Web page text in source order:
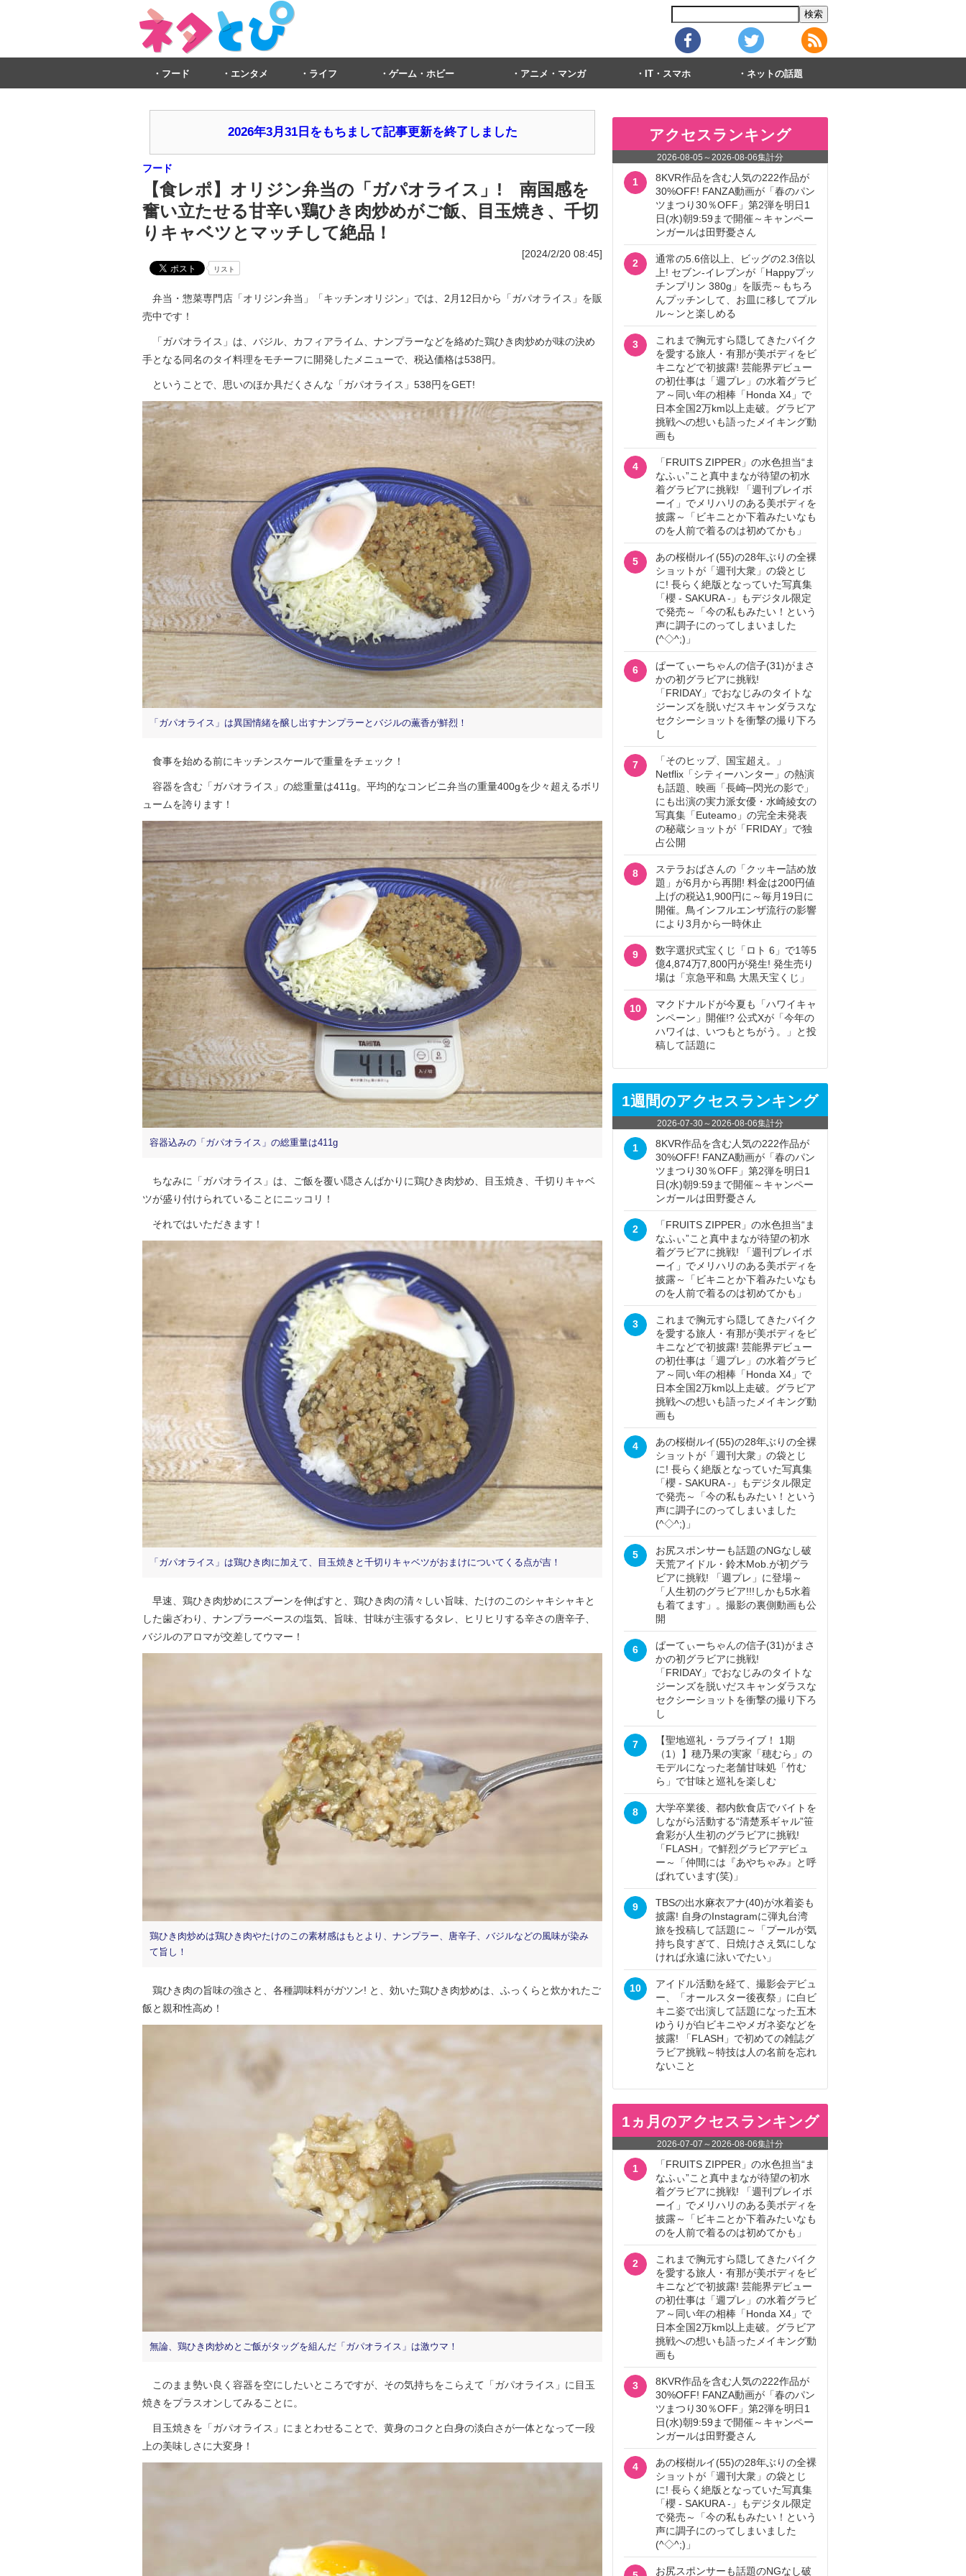
フード エンタメ ライフ ゲーム・ホビー アニメ・マンガ IT・スマホ ネットの話題
2026年3月31日をもちまして記事更新を終了しました
フード
【食レポ】オリジン弁当の「ガパオライス」! 南国感を
奮い立たせる甘辛い鶏ひき肉炒めがご飯、目玉焼き、千切
りキャベツとマッチして絶品！
[2024/2/20 08:45]
リスト
弁当・惣菜専門店「オリジン弁当」「キッチンオリジン」では、2月12日から「ガパオライス」を販
売中です！
「ガパオライス」は、バジル、カフィアライム、ナンプラーなどを絡めた鶏ひき肉炒めが味の決め
手となる同名のタイ料理をモチーフに開発したメニューで、税込価格は538円。
ということで、思いのほか具だくさんな「ガパオライス」538円をGET!
「ガパオライス」は異国情緒を醸し出すナンプラーとバジルの薫香が鮮烈！
食事を始める前にキッチンスケールで重量をチェック！
容器を含む「ガパオライス」の総重量は411g。平均的なコンビニ弁当の重量400gを少々超えるボリ
ュームを誇ります！
容器込みの「ガパオライス」の総重量は411g
ちなみに「ガパオライス」は、ご飯を覆い隠さんばかりに鶏ひき肉炒め、目玉焼き、千切りキャベ
ツが盛り付けられていることにニッコリ！
それではいただきます！
「ガパオライス」は鶏ひき肉に加えて、目玉焼きと千切りキャベツがおまけについてくる点が吉！
早速、鶏ひき肉炒めにスプーンを伸ばすと、鶏ひき肉の清々しい旨味、たけのこのシャキシャキと
した歯ざわり、ナンプラーベースの塩気、旨味、甘味が主張するタレ、ヒリヒリする辛さの唐辛子、
バジルのアロマが交差してウマー！
鶏ひき肉炒めは鶏ひき肉やたけのこの素材感はもとより、ナンプラー、唐辛子、バジルなどの風味が染み
て旨し！
鶏ひき肉の旨味の強さと、各種調味料がガツン! と、効いた鶏ひき肉炒めは、ふっくらと炊かれたご
飯と親和性高め！
無論、鶏ひき肉炒めとご飯がタッグを組んだ「ガパオライス」は激ウマ！
このまま勢い良く容器を空にしたいところですが、その気持ちをこらえて「ガパオライス」に目玉
焼きをプラスオンしてみることに。
目玉焼きを「ガパオライス」にまとわせることで、黄身のコクと白身の淡白さが一体となって一段
上の美味しさに大変身！
アクセスランキング
2026-08-05 ～2026-08-06集計分
1
8KVR作品を含む人気の222作品が
30%OFF! FANZA動画が「春のパン
ツまつり30％OFF」第2弾を明日1
日(水)朝9:59まで開催～キャンペー
ンガールは田野憂さん
2
通常の5.6倍以上、ビッグの2.3倍以
上! セブン‐イレブンが「Happyプッ
チンプリン 380g」を販売～もちろ
んプッチンして、お皿に移してプル
ル～ンと楽しめる
3
これまで胸元すら隠してきたバイク
を愛する旅人・有那が美ボディをビ
キニなどで初披露! 芸能界デビュー
の初仕事は「週プレ」の水着グラビ
ア～同い年の相棒「Honda X4」で
日本全国2万km以上走破。グラビア
挑戦への想いも語ったメイキング動
画も
4
「FRUITS ZIPPER」の水色担当“ま
なふぃ”こと真中まなが待望の初水
着グラビアに挑戦! 「週刊プレイボ
ーイ」でメリハリのある美ボディを
披露～「ビキニとか下着みたいなも
のを人前で着るのは初めてかも」
5
あの桜樹ルイ(55)の28年ぶりの全裸
ショットが「週刊大衆」の袋とじ
に! 長らく絶版となっていた写真集
「櫻 - SAKURA -」もデジタル限定
で発売～「今の私もみたい！という
声に調子にのってしまいました
(^◇^;)」
6
ぱーてぃーちゃんの信子(31)がまさ
かの初グラビアに挑戦!
「FRIDAY」でおなじみのタイトな
ジーンズを脱いだスキャンダラスな
セクシーショットを衝撃の撮り下ろ
し
7
「そのヒップ、国宝超え。」
Netflix「シティーハンター」の熱演
も話題、映画「長崎─閃光の影で」
にも出演の実力派女優・水崎綾女の
写真集「Euteamo」の完全未発表
の秘蔵ショットが「FRIDAY」で独
占公開
8
ステラおばさんの「クッキー詰め放
題」が6月から再開! 料金は200円値
上げの税込1,900円に～毎月19日に
開催。鳥インフルエンザ流行の影響
により3月から一時休止
9
数字選択式宝くじ「ロト 6」で1等5
億4,874万7,800円が発生! 発生売り
場は「京急平和島 大黒天宝くじ」
10
マクドナルドが今夏も「ハワイキャ
ンペーン」開催!? 公式Xが「今年の
ハワイは、いつもとちがう。」と投
稿して話題に
1週間のアクセスランキング
2026-07-30～2026-08-06集計分
1
8KVR作品を含む人気の222作品が
30%OFF! FANZA動画が「春のパン
ツまつり30％OFF」第2弾を明日1
日(水)朝9:59まで開催～キャンペー
ンガールは田野憂さん
2
「FRUITS ZIPPER」の水色担当“ま
なふぃ”こと真中まなが待望の初水
着グラビアに挑戦! 「週刊プレイボ
ーイ」でメリハリのある美ボディを
披露～「ビキニとか下着みたいなも
のを人前で着るのは初めてかも」
3
これまで胸元すら隠してきたバイク
を愛する旅人・有那が美ボディをビ
キニなどで初披露! 芸能界デビュー
の初仕事は「週プレ」の水着グラビ
ア～同い年の相棒「Honda X4」で
日本全国2万km以上走破。グラビア
挑戦への想いも語ったメイキング動
画も
4
あの桜樹ルイ(55)の28年ぶりの全裸
ショットが「週刊大衆」の袋とじ
に! 長らく絶版となっていた写真集
「櫻 - SAKURA -」もデジタル限定
で発売～「今の私もみたい！という
声に調子にのってしまいました
(^◇^;)」
5
お尻スポンサーも話題のNGなし破
天荒アイドル・鈴木Mob.が初グラ
ビアに挑戦! 「週プレ」に登場～
「人生初のグラビア!!!しかも5水着
も着てます」。撮影の裏側動画も公
開
6
ぱーてぃーちゃんの信子(31)がまさ
かの初グラビアに挑戦!
「FRIDAY」でおなじみのタイトな
ジーンズを脱いだスキャンダラスな
セクシーショットを衝撃の撮り下ろ
し
7
【聖地巡礼・ラブライブ！ 1期
（1）】穂乃果の実家「穂むら」の
モデルになった老舗甘味処「竹む
ら」で甘味と巡礼を楽しむ
8
大学卒業後、都内飲食店でバイトを
しながら活動する“清楚系ギャル”笹
倉彩が人生初のグラビアに挑戦!
「FLASH」で鮮烈グラビアデビュ
ー～「仲間には『あやちゃみ』と呼
ばれています(笑)」
9
TBSの出水麻衣アナ(40)が水着姿も
披露! 自身のInstagramに弾丸台湾
旅を投稿して話題に～「プールが気
持ち良すぎて、日焼けさえ気にしな
ければ永遠に泳いでたい」
10
アイドル活動を経て、撮影会デビュ
ー、「オールスター後夜祭」に白ビ
キニ姿で出演して話題になった五木
ゆうりが白ビキニやメガネ姿などを
披露! 「FLASH」で初めての雑誌グ
ラビア挑戦～特技は人の名前を忘れ
ないこと
1ヵ月のアクセスランキング
2026-07-07 ～2026-08-06集計分
1
「FRUITS ZIPPER」の水色担当“ま
なふぃ”こと真中まなが待望の初水
着グラビアに挑戦! 「週刊プレイボ
ーイ」でメリハリのある美ボディを
披露～「ビキニとか下着みたいなも
のを人前で着るのは初めてかも」
2
これまで胸元すら隠してきたバイク
を愛する旅人・有那が美ボディをビ
キニなどで初披露! 芸能界デビュー
の初仕事は「週プレ」の水着グラビ
ア～同い年の相棒「Honda X4」で
日本全国2万km以上走破。グラビア
挑戦への想いも語ったメイキング動
画も
3
8KVR作品を含む人気の222作品が
30%OFF! FANZA動画が「春のパン
ツまつり30％OFF」第2弾を明日1
日(水)朝9:59まで開催～キャンペー
ンガールは田野憂さん
4
あの桜樹ルイ(55)の28年ぶりの全裸
ショットが「週刊大衆」の袋とじ
に! 長らく絶版となっていた写真集
「櫻 - SAKURA -」もデジタル限定
で発売～「今の私もみたい！という
声に調子にのってしまいました
(^◇^;)」
お尻スポンサーも話題のNGなし破